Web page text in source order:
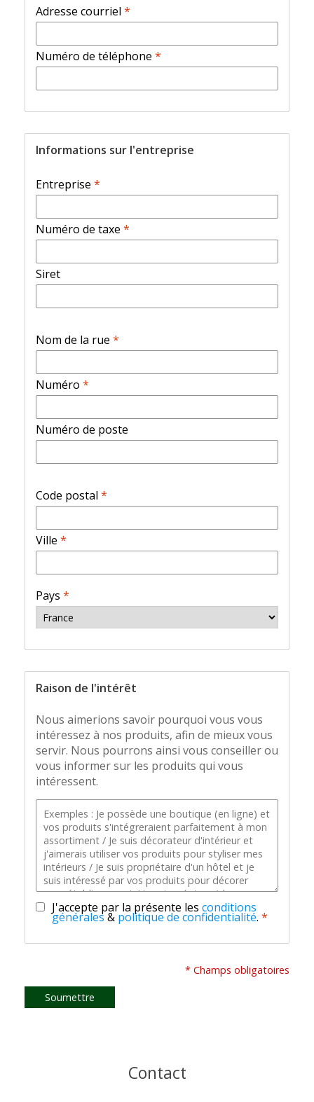
Adresse courriel *
Numéro de téléphone *
Informations sur l'entreprise
Entreprise *
Numéro de taxe *
Siret
Nom de la rue *
Numéro *
Numéro de poste
Code postal *
Ville *
Pays *
Raison de l'intérêt
Nous aimerions savoir pourquoi vous vous
intéressez à nos produits, afin de mieux vous
servir. Nous pourrons ainsi vous conseiller ou
vous informer sur les produits qui vous
intéressent.
J'accepte par la présente les conditions
générales & politique de confidentialité. *
* Champs obligatoires
Soumettre
Contact